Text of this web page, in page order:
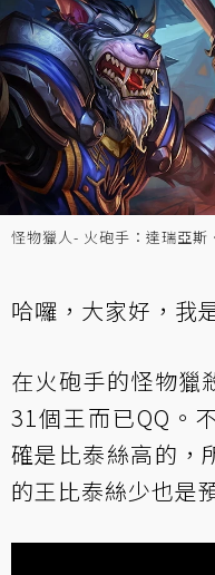
怪物獵人- 火砲手：達瑞亞
哈囉，大家好，我
在火砲手的怪物獵
31個王而已QQ。
確是比泰絲高的，
的王比泰絲少也是